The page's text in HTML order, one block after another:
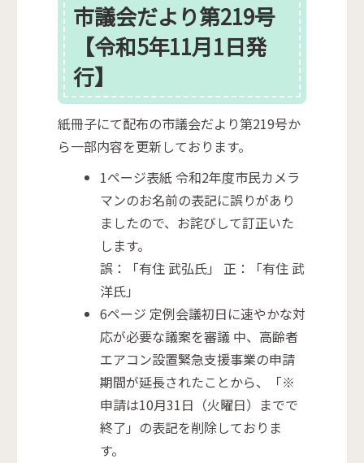
市議会だより第219号
【令和5年11月1日発
行】
紙冊子にて配布の市議会だより第219号か
ら一部内容を更新しております。
1ページ表紙 令和2年度市民カメラ
マンのお名前の表記に誤りがあり
ましたので、お詫びして訂正いた
します。
誤：「有住 武弘氏」 正：「有住 武
洋氏」
6ページ 定例会議初日に速やかな対
応が必要な議案を審議 中、高齢者
エアコン設置緊急支援事業の申請
期間が延長されたことから、「※
申請は10月31日（火曜日）までで
終了」の表記を削除しておりま
す。